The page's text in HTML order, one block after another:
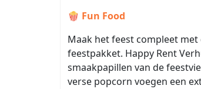
🍿 Fun Food
Maak het feest compleet
feestpakket. Happy Rent
smaakpapillen van de
verse popcorn voegen een